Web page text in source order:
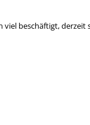
viel beschäftigt,